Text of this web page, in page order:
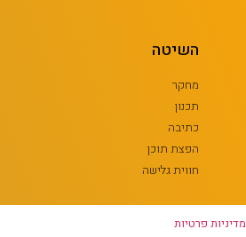
השיטה
מחקר
תכנון
כתיבה
הפצת תוכן
חווית גלישה
מדיניות פרטיות